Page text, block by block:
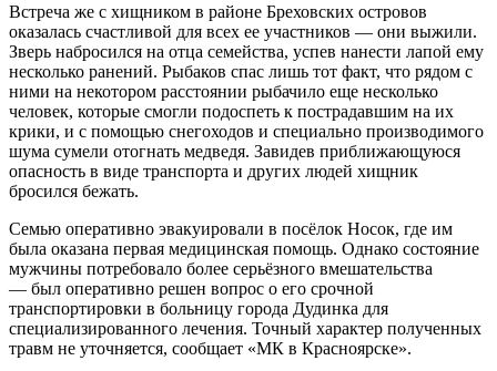
Встреча же с хищником в районе Бреховских островов
оказалась счастливой для всех ее участников — они выжили.
Зверь набросился на отца семейства, успев нанести лапой ему
несколько ранений. Рыбаков спас лишь тот факт, что рядом с
ними на некотором расстоянии рыбачило еще несколько
человек, которые смогли подоспеть к пострадавшим на их
крики, и с помощью снегоходов и специально производимого
шума сумели отогнать медведя. Завидев приближающуюся
опасность в виде транспорта и других людей хищник
бросился бежать.
Семью оперативно эвакуировали в посёлок Носок, где им
была оказана первая медицинская помощь. Однако состояние
мужчины потребовало более серьёзного вмешательства
— был оперативно решен вопрос о его срочной
транспортировки в больницу города Дудинка для
специализированного лечения. Точный характер полученных
травм не уточняется, сообщает «МК в Красноярске».